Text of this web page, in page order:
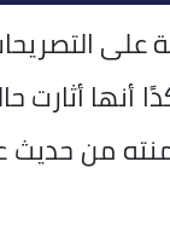
أنها
من حديث